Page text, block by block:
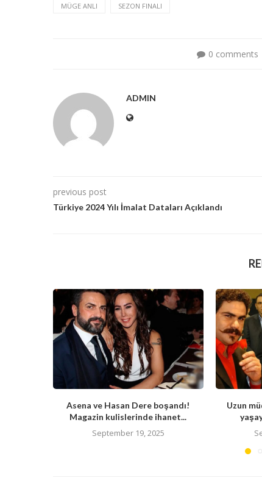
MÜGE ANLI SEZON FINALI
0 comments
ADMIN
previous post
Türkiye 2024 Yılı İmalat Dataları Açıklandı
Asena ve Hasan Dere boşandı!
Magazin kulislerinde ihanet...
September 19, 2025
Uzun